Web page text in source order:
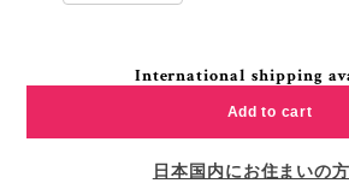
International shipping
Add to cart
日本国内にお住まいの